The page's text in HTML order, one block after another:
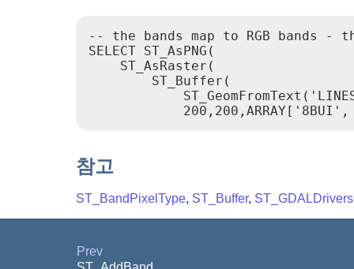
-- the bands map to RGB bands
SELECT ST_AsPNG(
    ST_AsRaster(
        ST_Buffer(
참고
ST_BandPixelType, ST_Buffer, ST_GDALDrivers
Prev